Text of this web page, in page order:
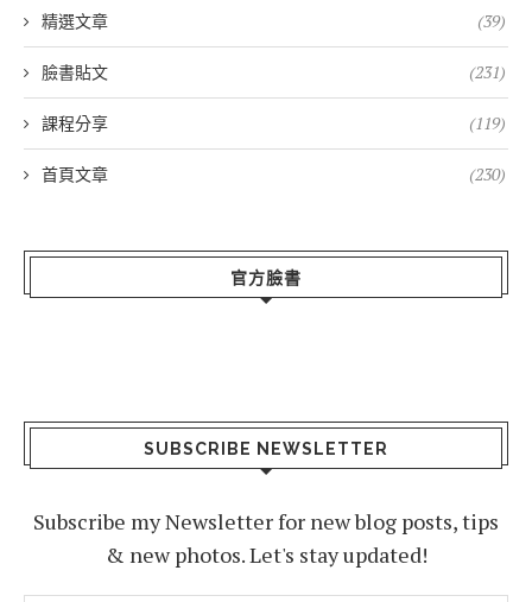
精選文章 (39)
臉書貼文 (231)
課程分享 (119)
首頁文章 (230)
官方臉書
SUBSCRIBE NEWSLETTER
Subscribe my Newsletter for new blog posts, tips
& new photos. Let's stay updated!